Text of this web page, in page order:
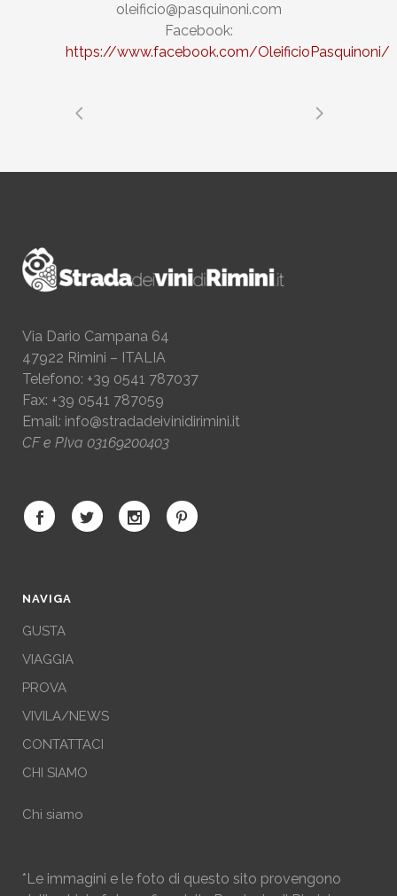
oleificio@pasquinoni.com
Facebook:
https://www.facebook.com/OleificioPasquinoni/
Via Dario Campana 64
47922 Rimini – ITALIA
Telefono: +39 0541 787037
Fax: +39 0541 787059
Email: info@stradadeivinidirimini.it
CF e PIva 03169200403
NAVIGA
GUSTA
VIAGGIA
PROVA
VIVILA/NEWS
CONTATTACI
CHI SIAMO
Chi siamo
*Le immagini e le foto di questo sito provengono